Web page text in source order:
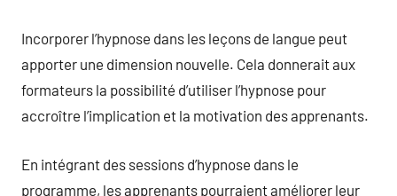
Incorporer l’hypnose dans les leçons de langue peut
apporter une dimension nouvelle. Cela donnerait aux
formateurs la possibilité d’utiliser l’hypnose pour
accroître l’implication et la motivation des apprenants.
En intégrant des sessions d’hypnose dans le
programme, les apprenants pourraient améliorer leur